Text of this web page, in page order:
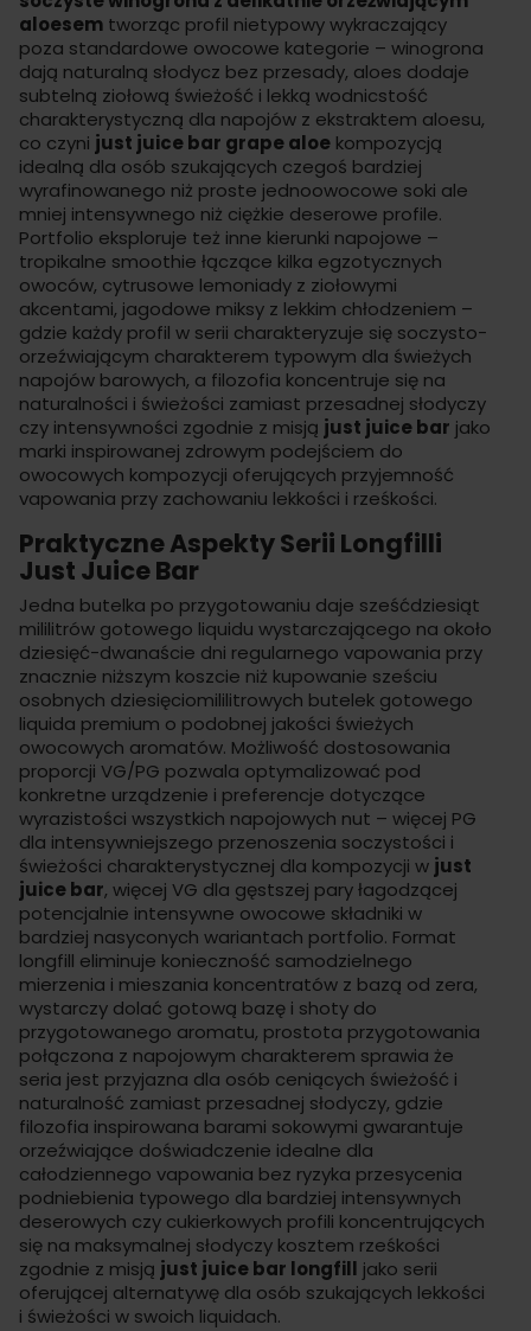
aloesem tworząc profil nietypowy wykraczający
poza standardowe owocowe kategorie – winogrona
dają naturalną słodycz bez przesady, aloes dodaje
subtelną ziołową świeżość i lekką wodnicstość
charakterystyczną dla napojów z ekstraktem aloesu,
co czyni just juice bar grape aloe kompozycją
idealną dla osób szukających czegoś bardziej
wyrafinowanego niż proste jednoowocowe soki ale
mniej intensywnego niż ciężkie deserowe profile.
Portfolio eksploruje też inne kierunki napojowe –
tropikalne smoothie łączące kilka egzotycznych
owoców, cytrusowe lemoniady z ziołowymi
akcentami, jagodowe miksy z lekkim chłodzeniem –
gdzie każdy profil w serii charakteryzuje się soczysto-
orzeźwiającym charakterem typowym dla świeżych
napojów barowych, a filozofia koncentruje się na
naturalności i świeżości zamiast przesadnej słodyczy
czy intensywności zgodnie z misją just juice bar jako
marki inspirowanej zdrowym podejściem do
owocowych kompozycji oferujących przyjemność
vapowania przy zachowaniu lekkości i rześkości.
Praktyczne Aspekty Serii Longfilli
Just Juice Bar
Jedna butelka po przygotowaniu daje sześćdziesiąt
mililitrów gotowego liquidu wystarczającego na około
dziesięć-dwanaście dni regularnego vapowania przy
znacznie niższym koszcie niż kupowanie sześciu
osobnych dziesięciomililitrowych butelek gotowego
liquida premium o podobnej jakości świeżych
owocowych aromatów. Możliwość dostosowania
proporcji VG/PG pozwala optymalizować pod
konkretne urządzenie i preferencje dotyczące
wyrazistości wszystkich napojowych nut – więcej PG
dla intensywniejszego przenoszenia soczystości i
świeżości charakterystycznej dla kompozycji w just
juice bar, więcej VG dla gęstszej pary łagodzącej
potencjalnie intensywne owocowe składniki w
bardziej nasyconych wariantach portfolio. Format
longfill eliminuje konieczność samodzielnego
mierzenia i mieszania koncentratów z bazą od zera,
wystarczy dolać gotową bazę i shoty do
przygotowanego aromatu, prostota przygotowania
połączona z napojowym charakterem sprawia że
seria jest przyjazna dla osób ceniących świeżość i
naturalność zamiast przesadnej słodyczy, gdzie
filozofia inspirowana barami sokowymi gwarantuje
orzeźwiające doświadczenie idealne dla
całodziennego vapowania bez ryzyka przesycenia
podniebienia typowego dla bardziej intensywnych
deserowych czy cukierkowych profili koncentrujących
się na maksymalnej słodyczy kosztem rześkości
zgodnie z misją just juice bar longfill jako serii
oferującej alternatywę dla osób szukających lekkości
i świeżości w swoich liquidach.